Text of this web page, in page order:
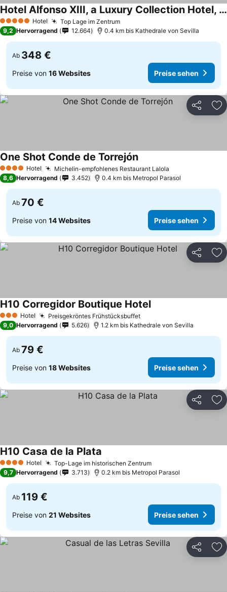
5 Sterne Hotel Top Lage im Zentrum
Hotel Alfonso XIII, a Luxury Collection Hotel, Seville
9,2 Hervorragend 12.664 0.4 km bis Kathedrale von Sevilla
Ab 348 €
Preise von 16 Websites Preise sehen
Teilen
4 Sterne Hotel Michelin-empfohlenes Restaurant Lalola
One Shot Conde de Torrejón
8,6 Hervorragend 3.452 0.4 km bis Metropol Parasol
Ab 70 €
Preise von 14 Websites Preise sehen
Teilen
3 SterneHotel Preisgekröntes Frühstücksbuffet
H10 Corregidor Boutique Hotel
9,0 Hervorragend 5.626 1.2 km bis Kathedrale von Sevilla
Ab 79 €
Preise von 18 Websites Preise sehen
Teilen
4 Sterne Hotel Top-Lage im historischen Zentrum
H10 Casa de la Plata
9,7 Hervorragend 3.713 0.2 km bis Metropol Parasol
Ab 119 €
Preise von 21 Websites Preise sehen
Teilen